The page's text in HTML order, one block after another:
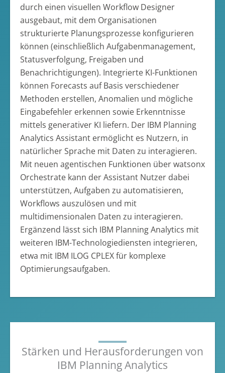
durch einen visuellen Workflow Designer
ausgebaut, mit dem Organisationen
strukturierte Planungsprozesse konfigurieren
können (einschließlich Aufgabenmanagement,
Statusverfolgung, Freigaben und
Benachrichtigungen). Integrierte KI-Funktionen
können Forecasts auf Basis verschiedener
Methoden erstellen, Anomalien und mögliche
Eingabefehler erkennen sowie Erkenntnisse
mittels generativer KI liefern. Der IBM Planning
Analytics Assistant ermöglicht es Nutzern, in
natürlicher Sprache mit Daten zu interagieren.
Mit neuen agentischen Funktionen über watsonx
Orchestrate kann der Assistant Nutzer dabei
unterstützen, Aufgaben zu automatisieren,
Workflows auszulösen und mit
multidimensionalen Daten zu interagieren.
Ergänzend lässt sich IBM Planning Analytics mit
weiteren IBM-Technologiediensten integrieren,
etwa mit IBM ILOG CPLEX für komplexe
Optimierungsaufgaben.
Stärken und Herausforderungen von
IBM Planning Analytics